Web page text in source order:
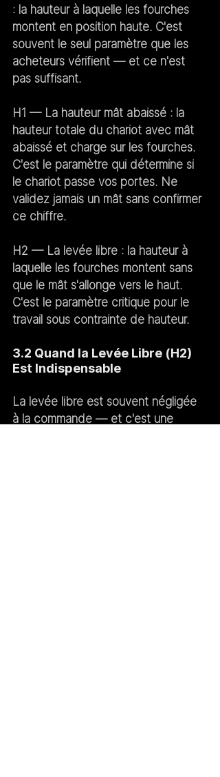
: la hauteur à laquelle les fourches
montent en position haute. C'est
souvent le seul paramètre que les
acheteurs vérifient — et ce n'est
pas suffisant.
H1 — La hauteur mât abaissé : la
hauteur totale du chariot avec mât
abaissé et charge sur les fourches.
C'est le paramètre qui détermine si
le chariot passe vos portes. Ne
validez jamais un mât sans confirmer
ce chiffre.
H2 — La levée libre : la hauteur à
laquelle les fourches montent sans
que le mât s'allonge vers le haut.
C'est le paramètre critique pour le
travail sous contrainte de hauteur.
3.2 Quand la Levée Libre (H2)
Est Indispensable
La levée libre est souvent négligée
à la commande — et c'est une